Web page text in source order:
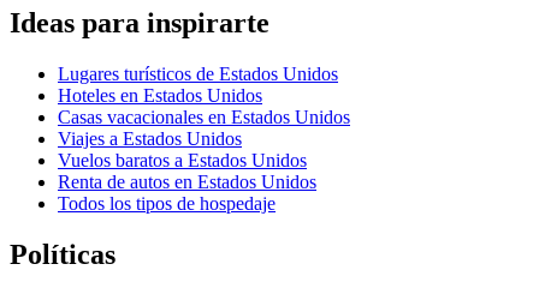
Ideas para inspirarte
Lugares turísticos de Estados Unidos
Hoteles en Estados Unidos
Casas vacacionales en Estados Unidos
Viajes a Estados Unidos
Vuelos baratos a Estados Unidos
Renta de autos en Estados Unidos
Todos los tipos de hospedaje
Políticas